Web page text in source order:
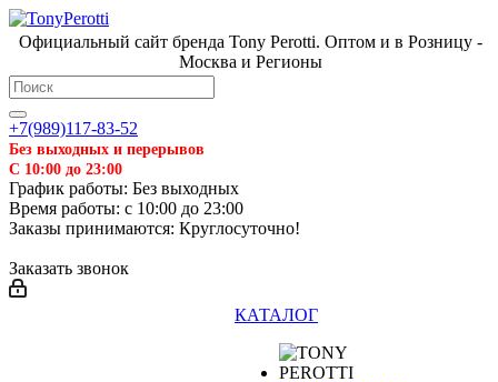
Официальный сайт бренда Tony Perotti. Оптом и в Розницу -
Москва и Регионы
+7(989)117-83-52
Без выходных и перерывов
С 10:00 до 23:00
График работы: Без выходных
Время работы: с 10:00 до 23:00
Заказы принимаются: Круглосуточно!
Заказать звонок
КАТАЛОГ